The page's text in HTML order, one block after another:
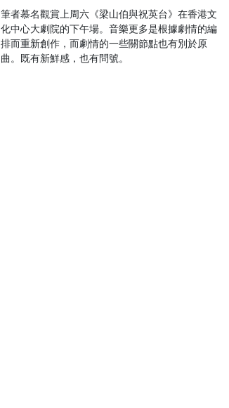
筆者慕名觀賞上周六《梁山伯與祝英台》在香港文
化中心大劇院的下午場。音樂更多是根據劇情的編
排而重新創作，而劇情的一些關節點也有別於原
曲。既有新鮮感，也有問號。